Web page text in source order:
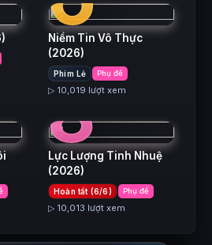
Niềm Tin Vô Thực
(2026)
Phim Lẻ Phụ đề
▷ 10,019 lượt xem
8
Lực Lượng Tinh Nhuệ
(2026)
Hoàn tất (6/6) Phụ đề
▷ 10,013 lượt xem